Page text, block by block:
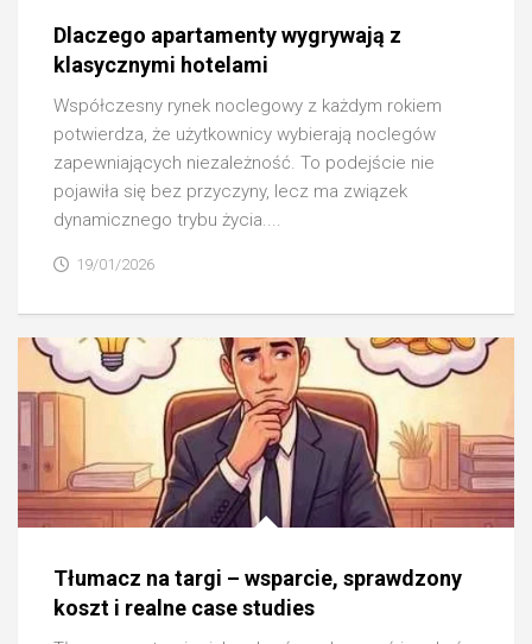
Dlaczego apartamenty wygrywają z
klasycznymi hotelami
Współczesny rynek noclegowy z każdym rokiem
potwierdza, że użytkownicy wybierają noclegów
zapewniających niezależność. To podejście nie
pojawiła się bez przyczyny, lecz ma związek
dynamicznego trybu życia....
19/01/2026
Tłumacz na targi – wsparcie, sprawdzony
koszt i realne case studies